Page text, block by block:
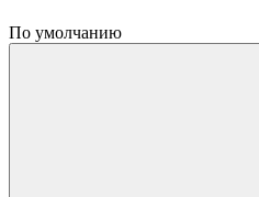
По умолчанию